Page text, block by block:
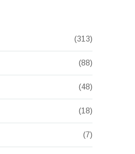
(313)
(88)
(48)
(18)
(7)